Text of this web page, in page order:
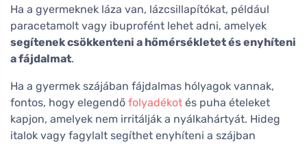
Ha a gyermeknek láza van, lázcsillapítókat, például
paracetamolt vagy ibuprofént lehet adni, amelyek
segítenek csökkenteni a hőmérsékletet és enyhíteni
a fájdalmat.
Ha a gyermek szájában fájdalmas hólyagok vannak,
fontos, hogy elegendő folyadékot és puha ételeket
kapjon, amelyek nem irritálják a nyálkahártyát. Hideg
italok vagy fagylalt segíthet enyhíteni a szájban